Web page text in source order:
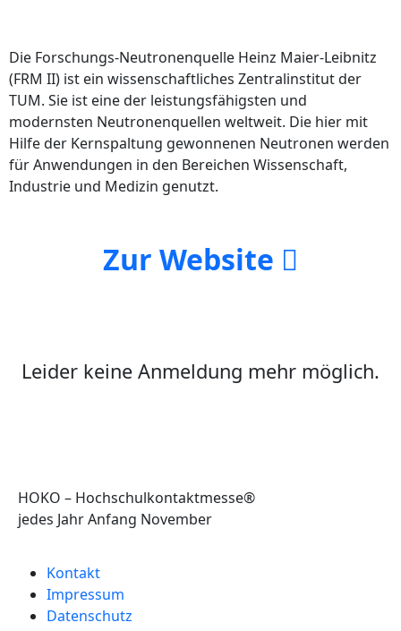
Die Forschungs-Neutronenquelle Heinz Maier-Leibnitz
(FRM II) ist ein wissenschaftliches Zentralinstitut der
TUM. Sie ist eine der leistungsfähigsten und
modernsten Neutronenquellen weltweit. Die hier mit
Hilfe der Kernspaltung gewonnenen Neutronen werden
für Anwendungen in den Bereichen Wissenschaft,
Industrie und Medizin genutzt.
Zur Website
Leider keine Anmeldung mehr möglich.
HOKO – Hochschulkontaktmesse®
jedes Jahr Anfang November
Kontakt
Impressum
Datenschutz